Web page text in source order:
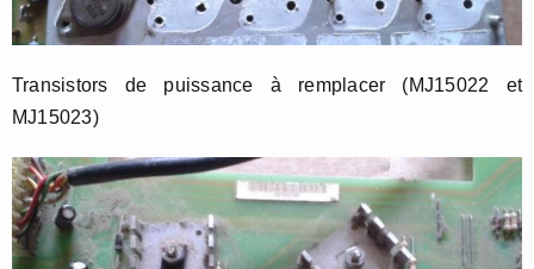
Transistors de puissance à remplacer (MJ15022 et
MJ15023)